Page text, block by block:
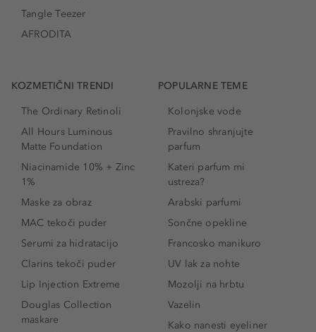
Tangle Teezer
AFRODITA
KOZMETIČNI TRENDI
The Ordinary Retinoli
All Hours Luminous
Matte Foundation
Niacinamide 10% + Zinc
1%
Maske za obraz
MAC tekoči puder
Serumi za hidratacijo
Clarins tekoči puder
Lip Injection Extreme
Douglas Collection
maskare
POPULARNE TEME
Kolonjske vode
Pravilno shranjujte
parfum
Kateri parfum mi
ustreza?
Arabski parfumi
Sončne opekline
Francosko manikuro
UV lak za nohte
Mozolji na hrbtu
Vazelin
Kako nanesti eyeliner